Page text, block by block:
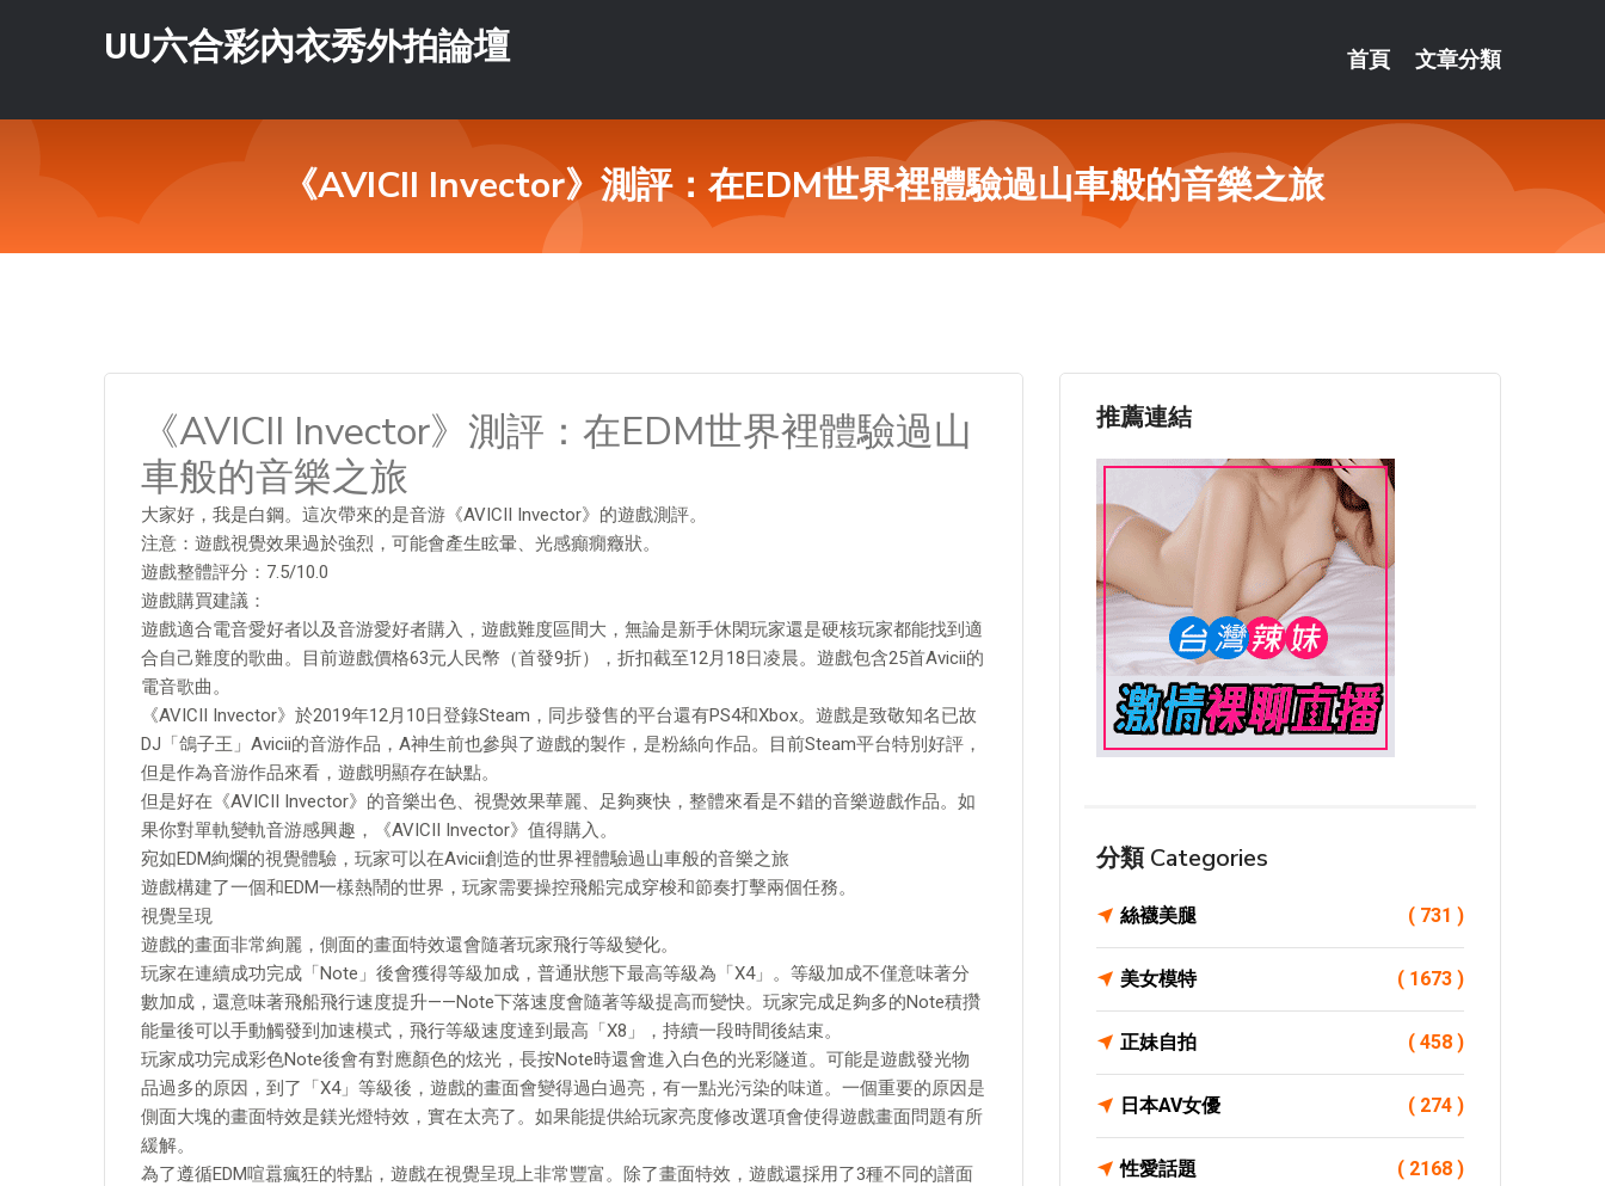
UU六合彩內衣秀外拍論壇 首頁 文章分類
《AVICII Invector》測評：在EDM世界裡體驗過山車般的音樂之旅
《AVICII Invector》測評：在EDM世界裡體驗過山
車般的音樂之旅
大家好，我是白鋼。這次帶來的是音游《AVICII Invector》的遊戲測評。
注意：遊戲視覺效果過於強烈，可能會產生眩暈、光感癲癇癥狀。
遊戲整體評分：7.5/10.0
遊戲購買建議：
遊戲適合電音愛好者以及音游愛好者購入，遊戲難度區間大，無論是新手休閑玩家還是硬核玩家都能找到適
合自己難度的歌曲。目前遊戲價格63元人民幣（首發9折），折扣截至12月18日凌晨。遊戲包含25首Avicii的
電音歌曲。
《AVICII Invector》於2019年12月10日登錄Steam，同步發售的平台還有PS4和Xbox。遊戲是致敬知名已故
DJ「鴿子王」Avicii的音游作品，A神生前也參與了遊戲的製作，是粉絲向作品。目前Steam平台特別好評，
但是作為音游作品來看，遊戲明顯存在缺點。
但是好在《AVICII Invector》的音樂出色、視覺效果華麗、足夠爽快，整體來看是不錯的音樂遊戲作品。如
果你對單軌變軌音游感興趣，《AVICII Invector》值得購入。
宛如EDM絢爛的視覺體驗，玩家可以在Avicii創造的世界裡體驗過山車般的音樂之旅
遊戲構建了一個和EDM一樣熱鬧的世界，玩家需要操控飛船完成穿梭和節奏打擊兩個任務。
視覺呈現
遊戲的畫面非常絢麗，側面的畫面特效還會隨著玩家飛行等級變化。
玩家在連續成功完成「Note」後會獲得等級加成，普通狀態下最高等級為「X4」。等級加成不僅意味著分
數加成，還意味著飛船飛行速度提升——Note下落速度會隨著等級提高而變快。玩家完成足夠多的Note積攢
能量後可以手動觸發到加速模式，飛行等級速度達到最高「X8」，持續一段時間後結束。
玩家成功完成彩色Note後會有對應顏色的炫光，長按Note時還會進入白色的光彩隧道。可能是遊戲發光物
品過多的原因，到了「X4」等級後，遊戲的畫面會變得過白過亮，有一點光污染的味道。一個重要的原因是
側面大塊的畫面特效是鎂光燈特效，實在太亮了。如果能提供給玩家亮度修改選項會使得遊戲畫面問題有所
緩解。
為了遵循EDM喧囂瘋狂的特點，遊戲在視覺呈現上非常豐富。除了畫面特效，遊戲還採用了3種不同的譜面
推薦連結
分類 Categories
絲襪美腿 ( 731 )
美女模特 ( 1673 )
正妹自拍 ( 458 )
日本AV女優 ( 274 )
性愛話題 ( 2168 )